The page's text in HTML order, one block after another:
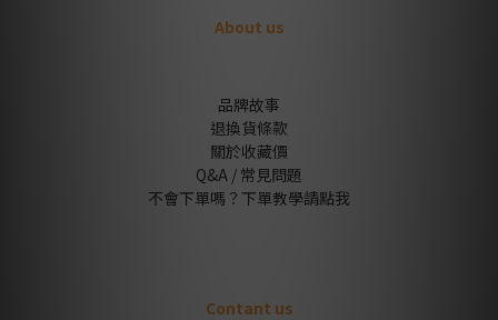
About us
品牌故事
退換貨條款
關於收藏價
Q&A / 常見問題
不會下單嗎？下單教學請點我
Contant us